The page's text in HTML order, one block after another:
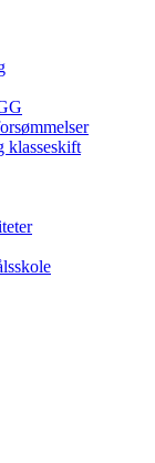
klasseskift